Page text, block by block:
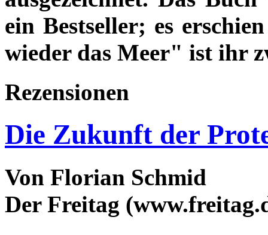
ein Bestseller; es
wieder das Meer" ist ihr
Rezensionen
Die Zukunft der
Von Florian Schmid
Der Freitag